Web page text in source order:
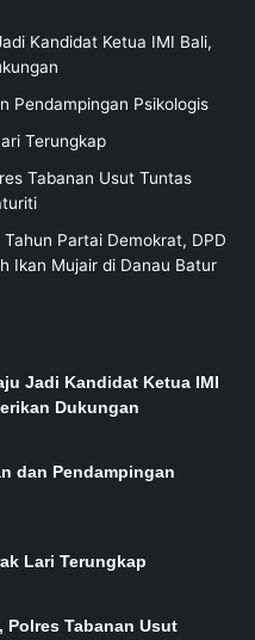
Kandidat Ketua IMI Bali,
Pendampingan Psikologis
Terungkap
Tabanan Usut Tuntas
Partai Demokrat, DPD
Ikan Mujair di Danau Batur
Jadi Kandidat Ketua IMI
Dukungan
dan Pendampingan
Lari Terungkap
Polres Tabanan Usut